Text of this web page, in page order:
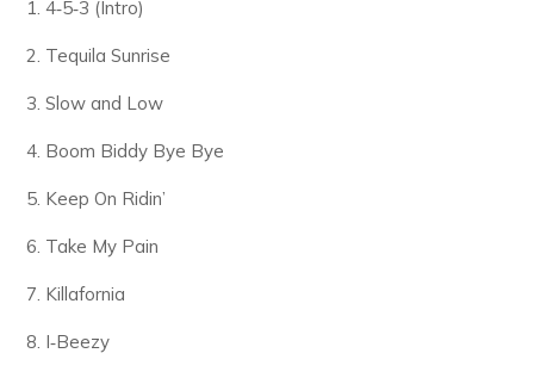
4‑5‑3 (Intro)
Tequila Sunrise
Slow and Low
Boom Biddy Bye Bye
Keep On Ridin’
Take My Pain
Killafornia
I‑Beezy